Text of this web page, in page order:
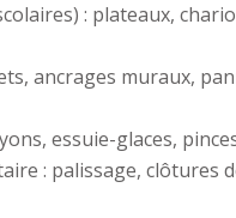
: plateaux,
ancrages muraux,
essuie-glaces,
: palissage, clôtures